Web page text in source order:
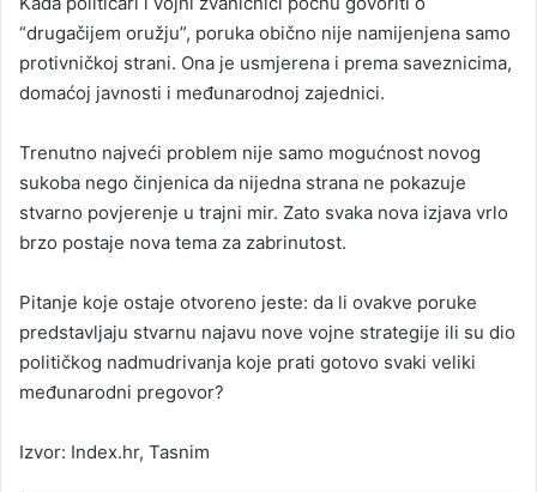
“drugačijem oružju”, poruka obično nije namijenjena samo
protivničkoj strani. Ona je usmjerena i prema saveznicima,
domaćoj javnosti i međunarodnoj zajednici.
Trenutno najveći problem nije samo mogućnost novog
sukoba nego činjenica da nijedna strana ne pokazuje
stvarno povjerenje u trajni mir. Zato svaka nova izjava vrlo
brzo postaje nova tema za zabrinutost.
Pitanje koje ostaje otvoreno jeste: da li ovakve poruke
predstavljaju stvarnu najavu nove vojne strategije ili su dio
političkog nadmudrivanja koje prati gotovo svaki veliki
međunarodni pregovor?
Izvor: Index.hr, Tasnim